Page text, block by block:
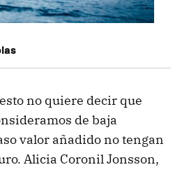
esto no quiere decir que
de baja
valor añadido no tengan
Alicia Coronil Jonsson,